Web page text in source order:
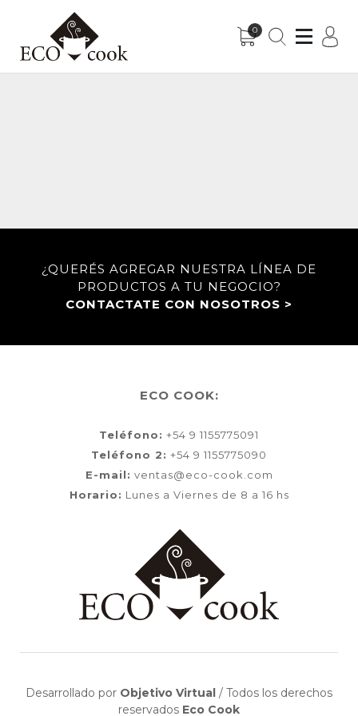
0
¿QUERÉS AGREGAR NUESTRA LÍNEA DE
PRODUCTOS A TU NEGOCIO?
CONTACTATE CON NOSOTROS >
ECO COOK:
Teléfono: +54 9 1155775091
Teléfono 2: +54 9 1155775090
E-mail: ventas@eco-cook.com
Horario: Lunes a Viernes de 8 a 16 hs
Desarrollado por Objetivo Virtual / Todos los derechos
reservados Eco Cook